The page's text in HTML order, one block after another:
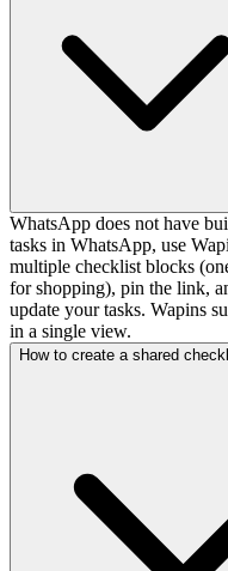
WhatsApp does not have
tasks in WhatsApp, use
multiple checklist blocks
for shopping), pin the link,
update your tasks. Wapins
in a single view.
How to create a shared